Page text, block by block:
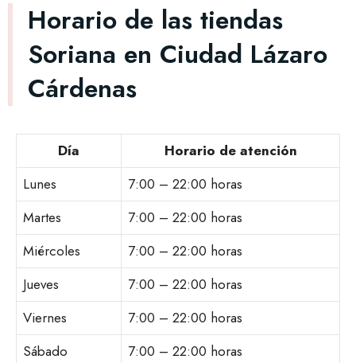
Horario de las tiendas
Soriana en Ciudad Lázaro
Cárdenas
Día
Horario de atención
Lunes
7:00 – 22:00 horas
Martes
7:00 – 22:00 horas
Miércoles
7:00 – 22:00 horas
Jueves
7:00 – 22:00 horas
Viernes
7:00 – 22:00 horas
Sábado
7:00 – 22:00 horas